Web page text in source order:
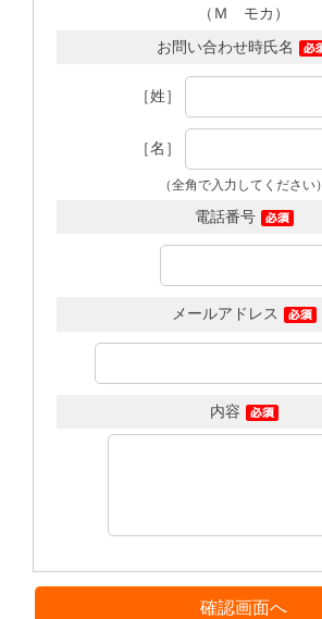
（Ｍ モカ）
お問い合わせ時氏名
［姓］
［名］
（全角で入力してください）
電話番号
メールアドレス
内容